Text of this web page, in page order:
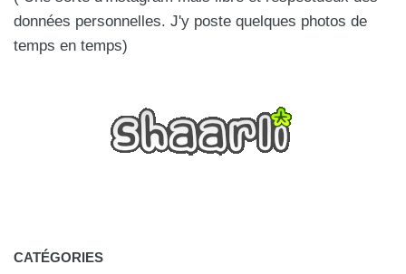
données personnelles. J'y poste quelques photos de
temps en temps)
CATÉGORIES